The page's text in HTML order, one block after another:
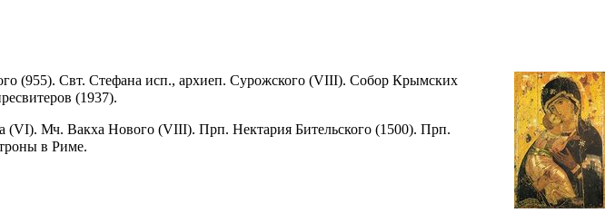
(955). Свт. Стефана исп., архиеп. Сурожского (VIII). Собор Крымских
(1937).
Мч. Вакха Нового (VIII). Прп. Нектария Бительского (1500). Прп.
в Риме.